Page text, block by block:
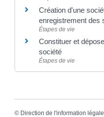
Création d'une
enregistrement des
Étapes de vie
Constituer et
société
Étapes de vie
© Direction de l'information